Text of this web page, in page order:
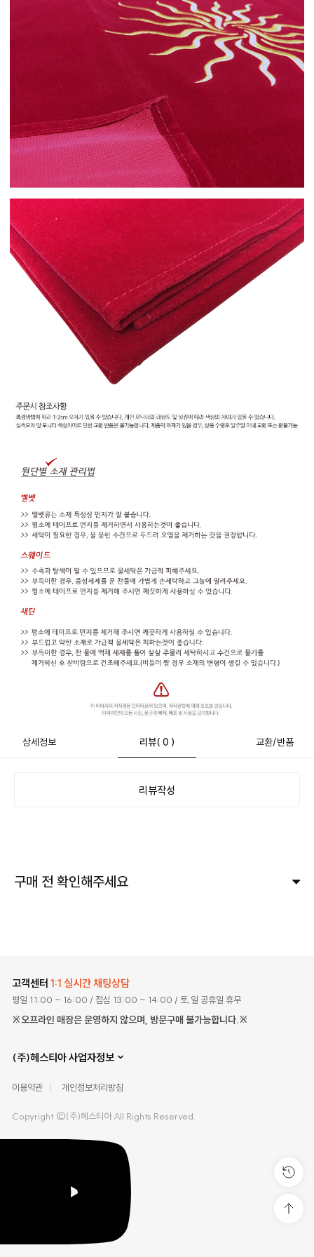
상세정보 리뷰( 0 ) 교환/반품
리뷰작성
구매 전 확인해주세요
고객센터 1:1 실시간 채팅상담
평일 11:00 ~ 16:00 / 점심 13:00 ~ 14:00 / 토,일 공휴일 휴무
※오프라인 매장은 운영하지 않으며, 방문구매 불가능합니다.※
(주)헤스티아 사업자정보
이용약관 개인정보처리방침
Copyright ©(주)헤스티아 All Rights Reserved.